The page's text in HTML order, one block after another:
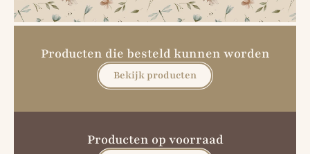
Producten die besteld kunnen worden
Bekijk producten
Producten op voorraad